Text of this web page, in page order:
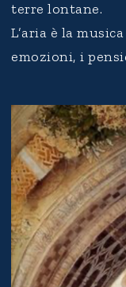
terre lontane.
L’aria è la
emozioni, i